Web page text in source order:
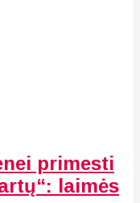
primesti
laimės